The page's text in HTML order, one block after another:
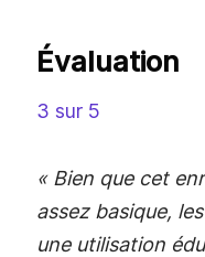
Évaluation
3 sur 5
« Bien que cet
assez basique,
une utilisation